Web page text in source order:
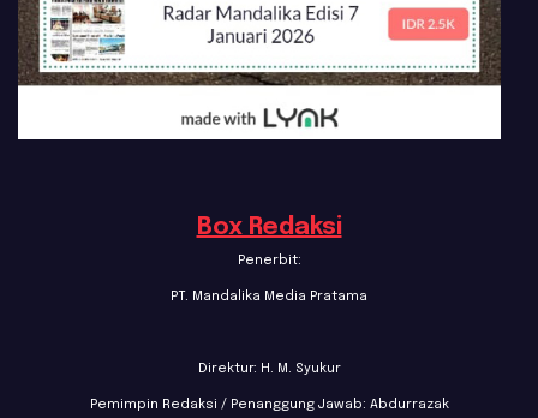
Box Redaksi
Penerbit:
PT. Mandalika Media Pratama
Direktur: H. M. Syukur
Pemimpin Redaksi / Penanggung Jawab: Abdurrazak